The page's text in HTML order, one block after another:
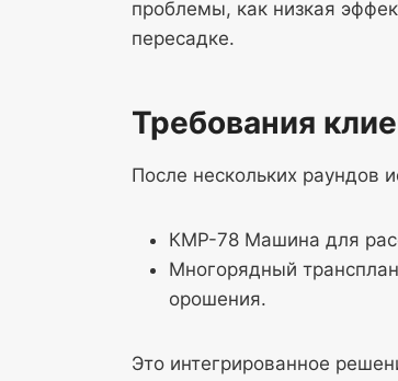
проблемы, как низкая
пересадке.
Требования
После нескольких раундов
КМР-78 Машина для
Многорядный
орошения.
Это интегрированное